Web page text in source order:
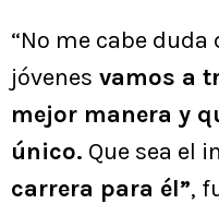
“No me cabe
jóvenes vamos a
mejor manera y
único. Que sea el
carrera para él”,